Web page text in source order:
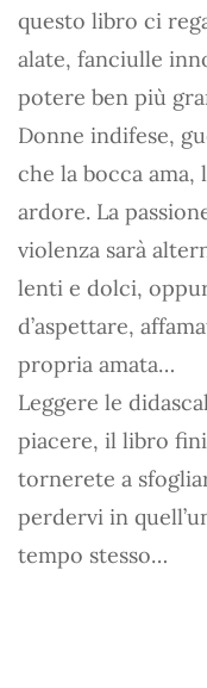
questo libro ci
alate, fanciulle
potere ben più
Donne indifese,
che la bocca
ardore. La
violenza sarà
lenti e dolci,
d’aspettare,
propria amata…
Leggere le
piacere, il libro
tornerete a
perdervi in
tempo stesso…